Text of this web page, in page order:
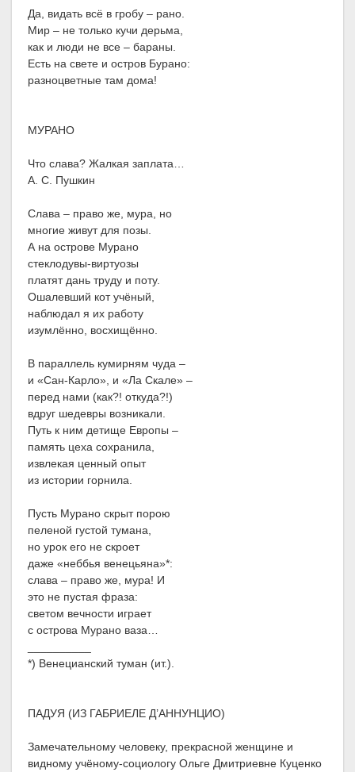
Да, видать всё в гробу – рано.
Мир – не только кучи дерьма,
как и люди не все – бараны.
Есть на свете и остров Бурано:
разноцветные там дома!
МУРАНО
Что слава? Жалкая заплата…
А. С. Пушкин
Слава – право же, мура, но
многие живут для позы.
А на острове Мурано
стеклодувы-виртуозы
платят дань труду и поту.
Ошалевший кот учёный,
наблюдал я их работу
изумлённо, восхищённо.
В параллель кумирням чуда –
и «Сан-Карло», и «Ла Скале» –
перед нами (как?! откуда?!)
вдруг шедевры возникали.
Путь к ним детище Европы –
память цеха сохранила,
извлекая ценный опыт
из истории горнила.
Пусть Мурано скрыт порою
пеленой густой тумана,
но урок его не скроет
даже «неббья венецьяна»*:
слава – право же, мура! И
это не пустая фраза:
светом вечности играет
с острова Мурано ваза…
*) Венецианский туман (ит.).
ПАДУЯ (ИЗ ГАБРИЕЛЕ Д’АННУНЦИО)
Замечательному человеку, прекрасной женщине и
видному учёному-социологу Ольге Дмитриевне Куценко